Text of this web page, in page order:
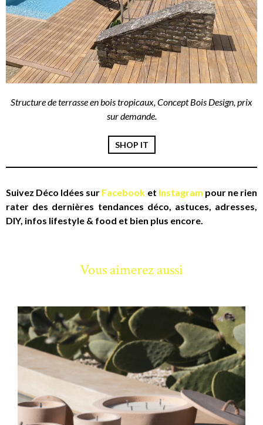
Structure de terrasse en bois tropicaux, Concept Bois Design, prix
sur demande.
SHOP IT
Suivez Déco Idées sur Facebook et Instagram pour ne rien
rater des dernières tendances déco, astuces, adresses,
DIY, infos lifestyle & food et bien plus encore.
Vous aimerez aussi